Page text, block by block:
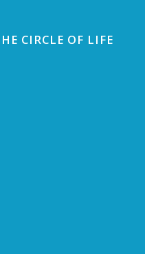
CIRCLE OF LIFE